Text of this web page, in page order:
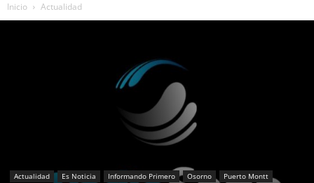
Inicio Actualidad
Actualidad Es Noticia Informando Primero Osorno Puerto Montt